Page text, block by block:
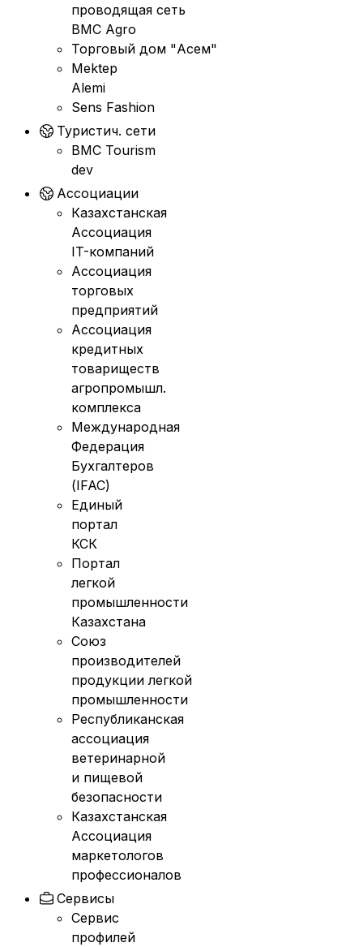
проводящая сеть
BMC Agro
Торговый дом "Асем"
Mektep
Alemi
Sens Fashion
Туристич. сети
BMC Tourism
dev
Ассоциации
Казахстанская
Ассоциация
IT-компаний
Ассоциация
торговых
предприятий
Ассоциация
кредитных
товариществ
агропромышл.
комплекса
Международная
Федерация
Бухгалтеров
(IFAC)
Единый
портал
КСК
Портал
легкой
промышленности
Казахстана
Союз
производителей
продукции легкой
промышленности
Республиканская
ассоциация
ветеринарной
и пищевой
безопасности
Казахстанская
Ассоциация
маркетологов
профессионалов
Сервисы
Сервис
профилей